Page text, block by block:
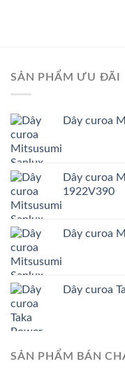
SẢN PHẨM ƯU ĐÃI
Dây curoa
Dây curoa
1922V390
Dây curoa
Dây curoa
SẢN PHẨM BÁN